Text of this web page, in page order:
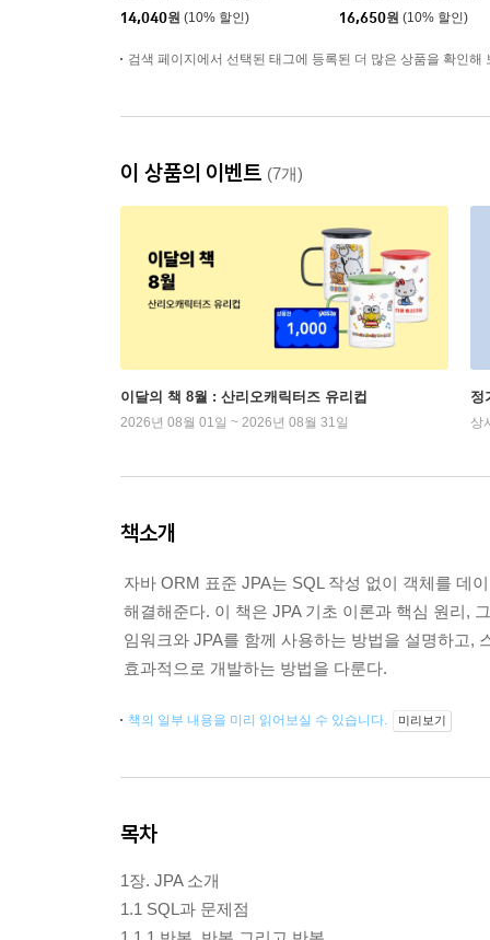
14,040원 (10% 할인)
16,650원 (10% 할인)
검색 페이지에서 선택된 태그에 등록된 더 많은 상품을 확인해
이 상품의 이벤트 (7개)
이달의 책 8월 : 산리오캐릭터즈 유리컵
2026년 08월 01일 ~ 2026년 08월 31일
정
상
책소개
자바 ORM 표준 JPA는 SQL 작성 없이 객체를 데
해결해준다. 이 책은 JPA 기초 이론과 핵심 원리,
임워크와 JPA를 함께 사용하는 방법을 설명하고,
효과적으로 개발하는 방법을 다룬다.
책의 일부 내용을 미리 읽어보실 수 있습니다. 미리보기
목차
1장. JPA 소개
1.1 SQL과 문제점